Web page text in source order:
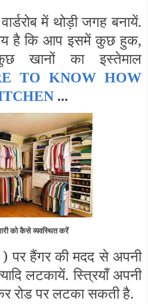
में थोड़ी जगह बनायें.
है कि आप इसमें कुछ हुक,
खानों का इस्तेमाल
TO KNOW HOW
...
को कैसे व्यवस्थित करें
) पर हैंगर की मदद से अपनी
लटकायें. स्त्रियाँ अपनी
रोड पर लटका सकती है.